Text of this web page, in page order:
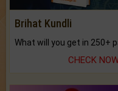
Brihat Kundli
CHECK